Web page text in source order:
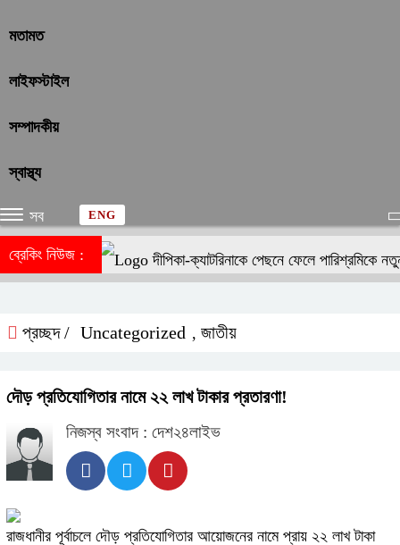
মতামত
লাইফস্টাইল
সম্পাদকীয়
স্বাস্থ্য
সব ENG
ব্রেকিং নিউজ : দীপিকা-ক্যাটরিনাকে পেছনে ফেলে পারিশ্রমিকে
প্রচ্ছদ / Uncategorized , জাতীয়
দৌড় প্রতিযোগিতার নামে ২২ লাখ টাকার প্রতারণা!
নিজস্ব সংবাদ : দেশ২৪লাইভ
রাজধানীর পূর্বাচলে দৌড় প্রতিযোগিতার আয়োজনের নামেপ্রায় ২২ লাখ টাকা